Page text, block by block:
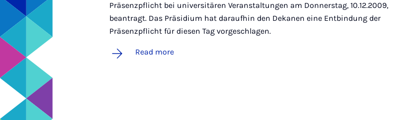
Präsenzpflicht bei universitären Veranstaltungen am Donnerstag, 10.12.2009,
beantragt. Das Präsidium hat daraufhin den Dekanen eine Entbindung der
Präsenzpflicht für diesen Tag vorgeschlagen.
Read more